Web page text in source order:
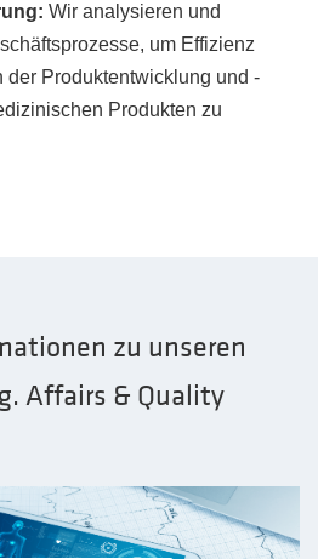
Wir analysieren und
um Effizienz
der Produktentwicklung und -
Produkten zu
zu unseren
Affairs & Quality